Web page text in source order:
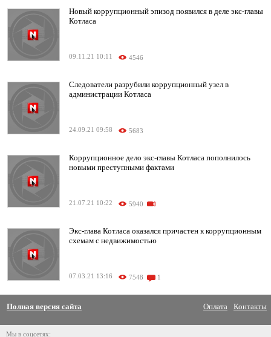
Новый коррупционный эпизод появился в деле экс-главы
Котласа
09.11.21 10:11 4546
Следователи разрубили коррупционный узел в
администрации Котласа
24.09.21 09:58 5683
Коррупционное дело экс-главы Котласа пополнилось
новыми преступными фактами
21.07.21 10:22 5940
Экс-глава Котласа оказался причастен к коррупционным
схемам с недвижимостью
07.03.21 13:16 7548 1
Полная версия сайта Оплата Контакты
Мы в соцсетях: